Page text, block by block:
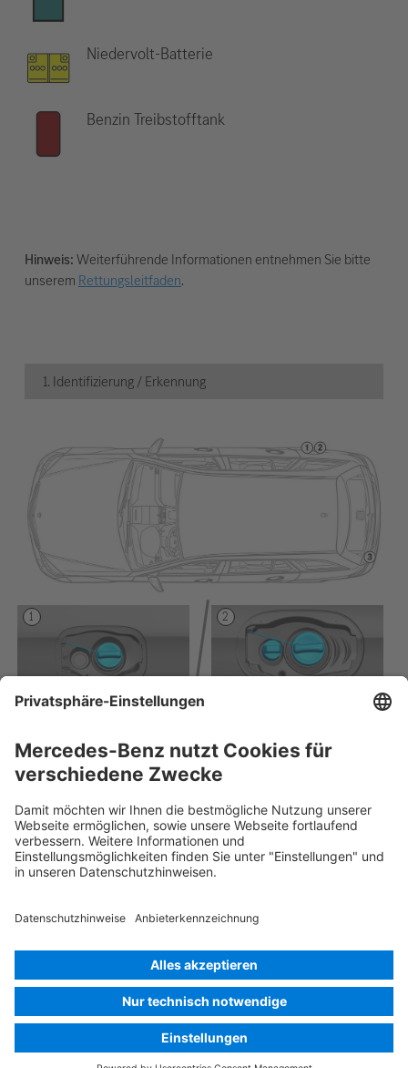
Niedervolt-Batterie
Benzin Treibstofftank
Hinweis:Weiterführende Informationen entnehmen Sie bitte
unserem Rettungsleitfaden.
1. Identifizierung / Erkennung
Rettungskarte PKW Version 07/2026 03.1 ID-Nr.: 204.2
Sprache auswählen
© 2026Mercedes-Benz AG
Anbieterkennzeichnung
Cookie Einstellungen
Datenschutz
Rechtliche Hinweise